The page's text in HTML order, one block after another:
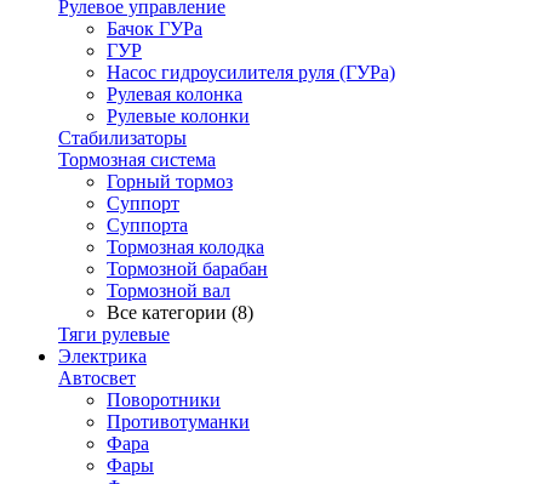
Рулевое управление
Бачок ГУРа
ГУР
Насос гидроусилителя руля (ГУРа)
Рулевая колонка
Рулевые колонки
Стабилизаторы
Тормозная система
Горный тормоз
Суппорт
Суппорта
Тормозная колодка
Тормозной барабан
Тормозной вал
Все категории (8)
Тяги рулевые
Электрика
Автосвет
Поворотники
Противотуманки
Фара
Фары